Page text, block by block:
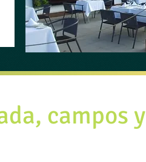
campos y